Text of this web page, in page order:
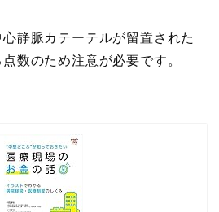
静脈カテーテルが留置された
数のため注意が必要です。